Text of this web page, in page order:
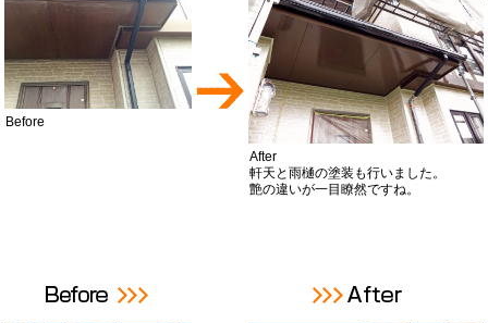
Before
After
軒天と雨樋の塗装も行いました。
艶の違いが一目瞭然ですね。